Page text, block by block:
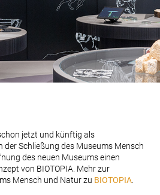
jetzt und künftig als
Schließung des Museums Mensch
des neuen Museums einen
von BIOTOPIA. Mehr zur
Mensch und Natur zu BIOTOPIA